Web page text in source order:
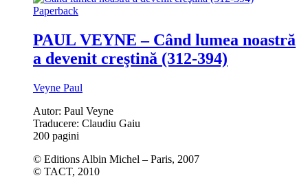
Paperback
PAUL VEYNE – Când lumea noastră
a devenit creştină (312-394)
Veyne Paul
Autor: Paul Veyne
Traducere: Claudiu Gaiu
200 pagini
© Editions Albin Michel – Paris, 2007
© TACT, 2010